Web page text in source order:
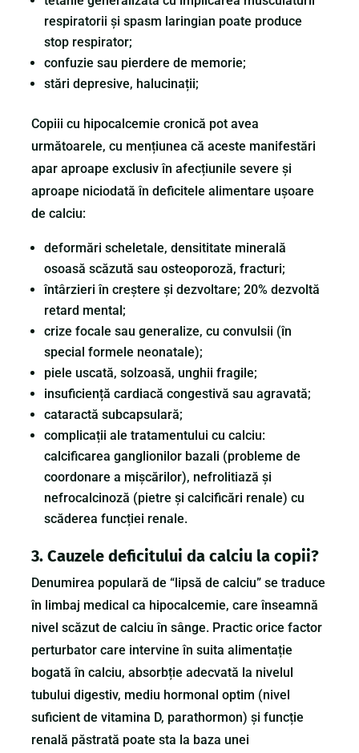
respiratorii și spasm laringian poate produce
stop respirator;
confuzie sau pierdere de memorie;
stări depresive, halucinații;
Copiii cu hipocalcemie cronică pot avea
următoarele, cu mențiunea că aceste manifestări
apar aproape exclusiv în afecțiunile severe și
aproape niciodată în deficitele alimentare ușoare
de calciu:
deformări scheletale, densititate minerală
osoasă scăzută sau osteoporoză, fracturi;
întârzieri în creștere și dezvoltare; 20% dezvoltă
retard mental;
crize focale sau generalize, cu convulsii (în
special formele neonatale);
piele uscată, solzoasă, unghii fragile;
insuficiență cardiacă congestivă sau agravată;
cataractă subcapsulară;
complicații ale tratamentului cu calciu:
calcificarea ganglionilor bazali (probleme de
coordonare a mișcărilor), nefrolitiază și
nefrocalcinoză (pietre și calcificări renale) cu
scăderea funcției renale.
3. Cauzele deficitului da calciu la copii?
Denumirea populară de “lipsă de calciu” se traduce
în limbaj medical ca hipocalcemie, care înseamnă
nivel scăzut de calciu în sânge. Practic orice factor
perturbator care intervine în suita alimentație
bogată în calciu, absorbție adecvată la nivelul
tubului digestiv, mediu hormonal optim (nivel
suficient de vitamina D, parathormon) și funcție
renală păstrată poate sta la baza unei